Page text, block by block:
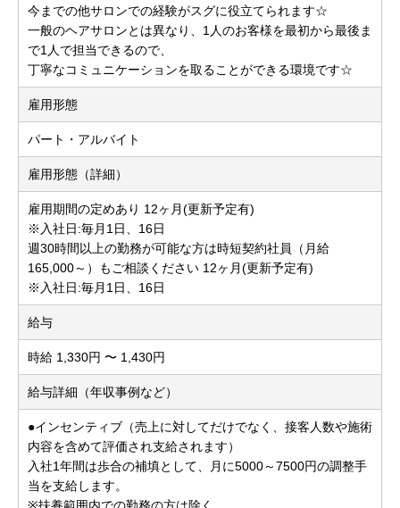
今までの他サロンでの経験がスグに役立てられます☆
一般のヘアサロンとは異なり、1人のお客様を最初から最後ま
で1人で担当できるので、
丁寧なコミュニケーションを取ることができる環境です☆
雇用形態
パート・アルバイト
雇用形態（詳細）
雇用期間の定めあり 12ヶ月(更新予定有)
※入社日:毎月1日、16日
週30時間以上の勤務が可能な方は時短契約社員（月給
165,000～）もご相談ください 12ヶ月(更新予定有)
※入社日:毎月1日、16日
給与
時給 1,330円 〜 1,430円
給与詳細（年収事例など）
●インセンティブ（売上に対してだけでなく、接客人数や施術
内容を含めて評価され支給されます）
入社1年間は歩合の補填として、月に5000～7500円の調整手
当を支給します。